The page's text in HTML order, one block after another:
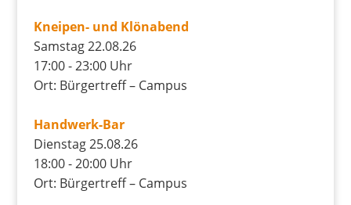
Kneipen- und Klönabend
Samstag 22.08.26
17:00 - 23:00 Uhr
Ort: Bürgertreff – Campus
Handwerk-Bar
Dienstag 25.08.26
18:00 - 20:00 Uhr
Ort: Bürgertreff – Campus